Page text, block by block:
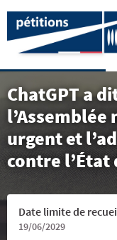
ChatGPT a
urgent et
contre l’État
Date limite de
19/06/2029